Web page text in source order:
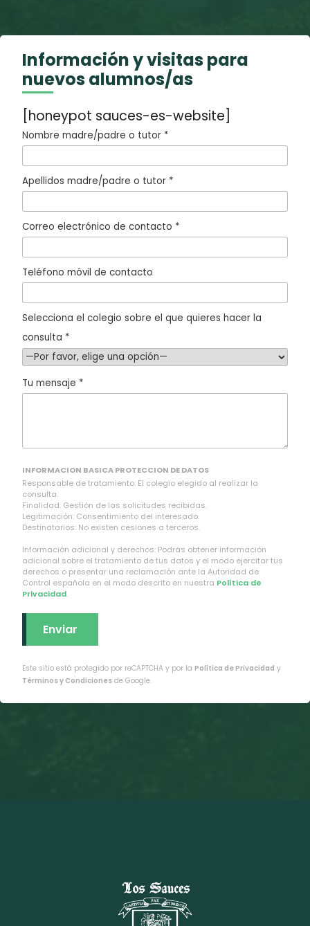
Información y visitas para
nuevos alumnos/as
[honeypot sauces-es-website]
Nombre madre/padre o tutor *
Apellidos madre/padre o tutor *
Correo electrónico de contacto *
Teléfono móvil de contacto
Selecciona el colegio sobre el que quieres hacer la
consulta *
Tu mensaje *
INFORMACION BASICA PROTECCION DE DATOS
Responsable de tratamiento: El colegio elegido al realizar la
consulta.
Finalidad: Gestión de las solicitudes recibidas.
Legitimación: Consentimiento del interesado.
Destinatarios: No existen cesiones a terceros.
Información adicional y derechos: Podrás obtener información
adicional sobre el tratamiento de tus datos y el modo ejercitar tus
derechos o presentar una reclamación ante la Autoridad de
Control española en el modo descrito en nuestra Política de
Privacidad.
Este sitio está protegido por reCAPTCHA y por la Política de Privacidad y
Términos y Condiciones de Google.